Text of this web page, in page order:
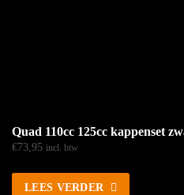
Quad 110cc 125cc kappenset
€73,95 incl. btw
LEES VERDER